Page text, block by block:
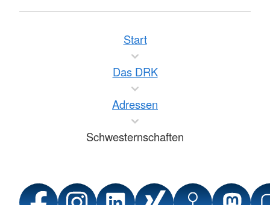
Start
Das DRK
Adressen
Schwesternschaften